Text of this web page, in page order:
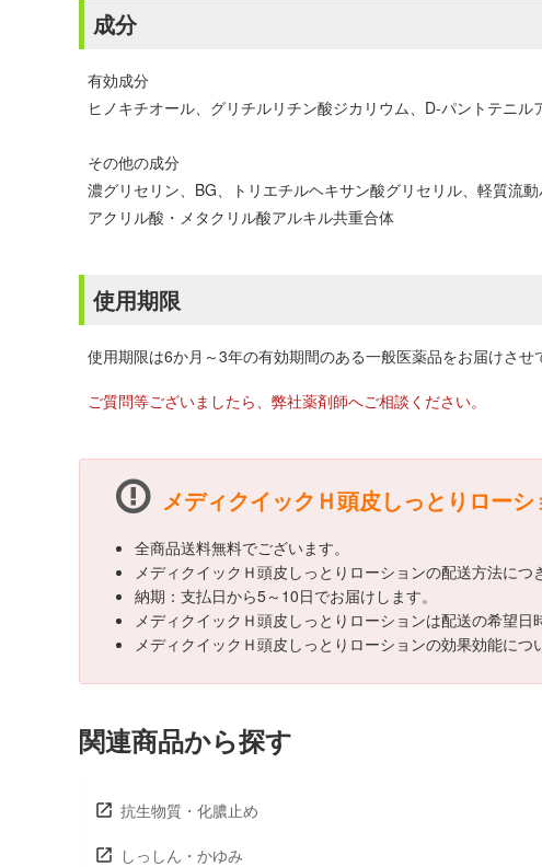
成分
有効成分
ヒノキチオール、グリチルリチン酸ジカリウム、D-パントテニル
その他の成分
濃グリセリン、BG、トリエチルヘキサン酸グリセリル、軽質流
アクリル酸・メタクリル酸アルキル共重合体
使用期限
使用期限は6か月～3年の有効期間のある一般医薬品をお届けさせ
ご質問等ございましたら、弊社薬剤師へご相談ください。
メディクイックＨ頭皮しっとりローシ
全商品送料無料でございます。
メディクイックＨ頭皮しっとりローションの配送方法につ
納期：支払日から5～10日でお届けします。
メディクイックＨ頭皮しっとりローションは配送の希望日
メディクイックＨ頭皮しっとりローションの効果効能に
関連商品から探す
抗生物質・化膿止め
しっしん・かゆみ